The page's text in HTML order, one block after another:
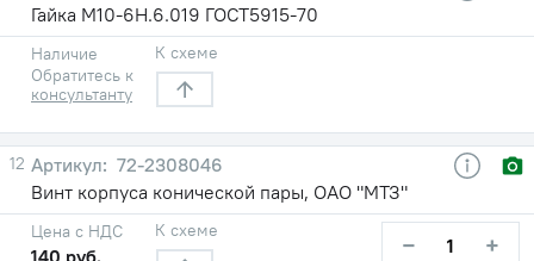
Гайка М10-6Н.6.019 ГОСТ5915-70
Наличие
Обратитесь к
консультанту
К схеме
12
72-2308046
Винт корпуса конической пары, ОАО "МТЗ"
Цена с НДС
140 руб.
К схеме − +